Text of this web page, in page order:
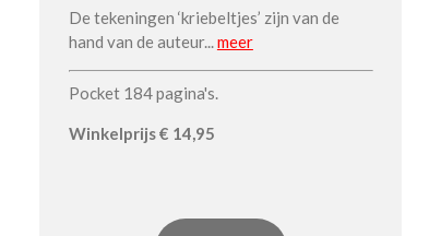
De tekeningen ‘kriebeltjes’ zijn van de
hand van de auteur...meer
Pocket 184 pagina's.
Winkelprijs€ 14,95